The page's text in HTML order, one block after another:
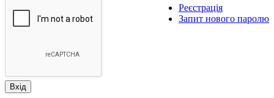
Реєстрація
Запит нового паролю